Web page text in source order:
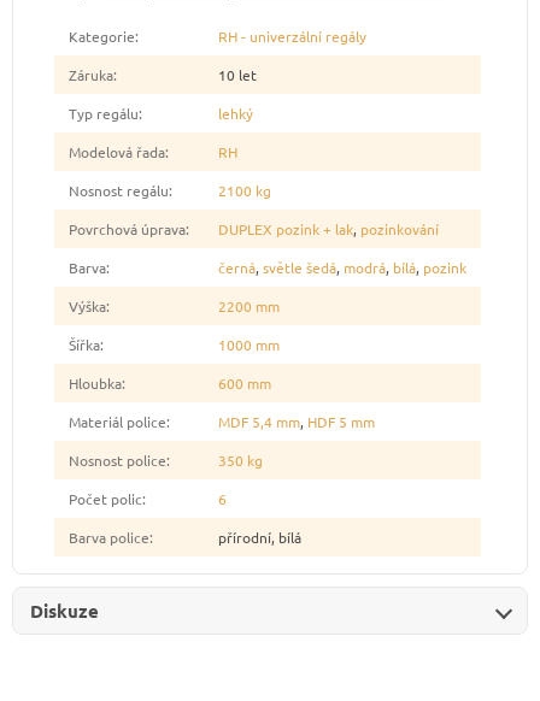
Kategorie:
RH - univerzální regály
Záruka:
10 let
Typ regálu:
lehký
Modelová řada:
RH
Nosnost regálu:
2100 kg
Povrchová úprava: DUPLEX pozink + lak, pozinkování
Barva: černá, světle šedá, modrá, bílá, pozink
Výška:
2200 mm
Šířka:
1000 mm
Hloubka:
600 mm
Materiál police: MDF 5,4 mm, HDF 5 mm
Nosnost police:
350 kg
Počet polic:
6
Barva police: přírodní, bílá
Diskuze